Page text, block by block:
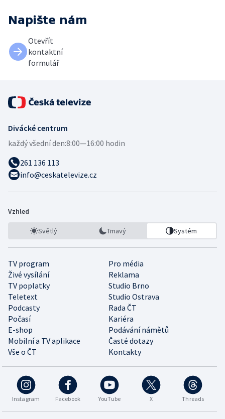
Napište nám
Otevřít
kontaktní
formulář
Divácké centrum
každý všední den:8:00—16:00 hodin
261 136 113
info@ceskatelevize.cz
Vzhled
Světlý Tmavý Systém
TV program
Pro média
Živé vysílání
Reklama
TV poplatky
Studio Brno
Teletext
Studio Ostrava
Podcasty
Rada ČT
Počasí
Kariéra
E-shop
Podávání námětů
Mobilní a TV aplikace
Časté dotazy
Vše o ČT
Kontakty
Instagram Facebook YouTube X Threads